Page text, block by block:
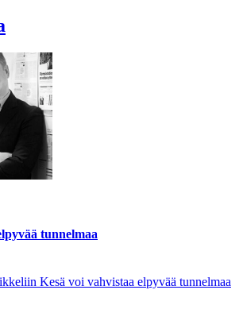
tunnelmaa
Kesä voi vahvistaa elpyvää tunnelmaa